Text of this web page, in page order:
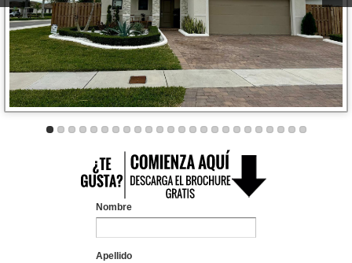
Nombre
Apellido